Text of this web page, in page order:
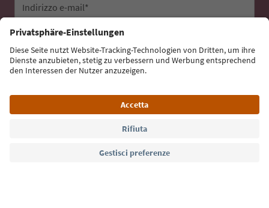
Indirizzo e-mail*
Iscriviti alla newsletter